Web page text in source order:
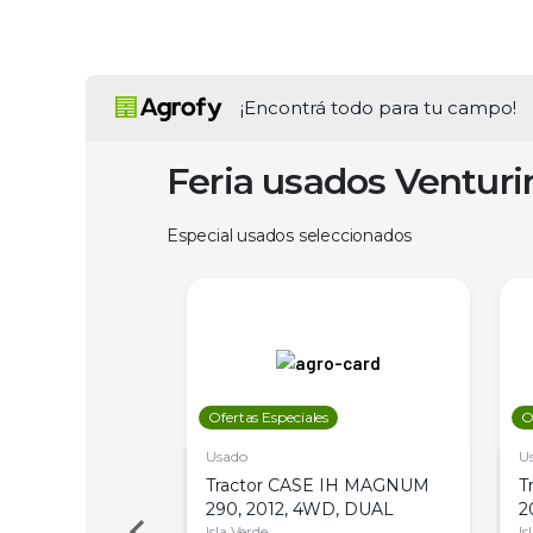
¡Encontrá todo para tu campo!
Feria usados
Especial usados seleccionados
Ofertas Especiales
Usado
Tractor CASE IH MAGNUM
290, 2012, 4WD, DUAL